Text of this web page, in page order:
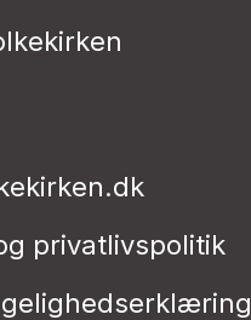
privatlivspolitik